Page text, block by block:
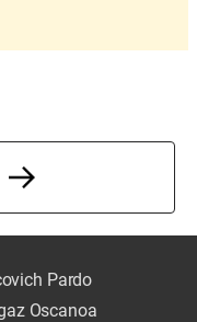
Pardo
Oscanoa